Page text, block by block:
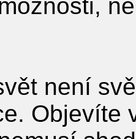
není
Objevíte